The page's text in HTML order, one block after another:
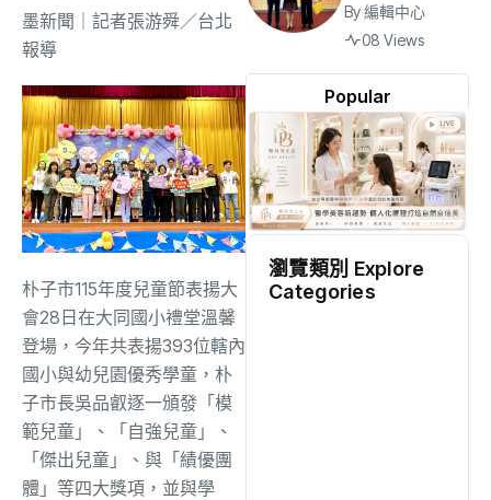
墨新聞 ｜記者張游舜／台北
報導
朴子市115年度兒童節表揚大
會28日在大同國小禮堂溫馨
登場，今年共表揚393位轄內
國小與幼兒園優秀學童，朴
子市長吳品叡逐一頒發「模
範兒童」、「自強兒童」、
「傑出兒童」、與「績優團
體」等四大獎項，並與學
Popular
By編輯中心
08 Views
瀏覽類別 Explore
Categories